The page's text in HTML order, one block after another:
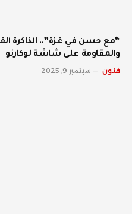
“مع حسن في غزة”.. الذاكرة
والمقاومة على شاشة لوكارنو
فنون سبتمبر 9, 2025